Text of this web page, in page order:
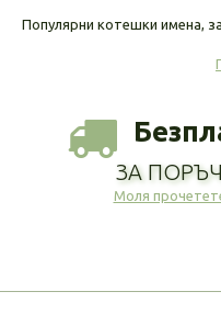
Популярни котешки имена,
ЗА
Моля